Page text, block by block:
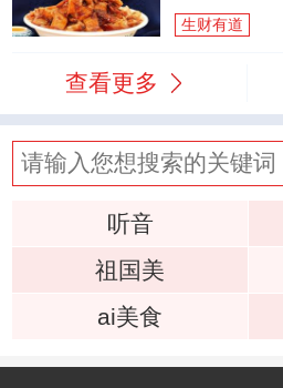
生财有道
查看更多
听音
祖国美
ai美食